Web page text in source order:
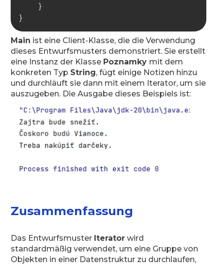
}
}
Main ist eine Client-Klasse, die die Verwendung
dieses Entwurfsmusters demonstriert. Sie erstellt
eine Instanz der Klasse Poznamky mit dem
konkreten Typ String, fügt einige Notizen hinzu
und durchläuft sie dann mit einem Iterator, um sie
auszugeben. Die Ausgabe dieses Beispiels ist:
Zusammenfassung
Das Entwurfsmuster Iterator wird
standardmäßig verwendet, um eine Gruppe von
Objekten in einer Datenstruktur zu durchlaufen,